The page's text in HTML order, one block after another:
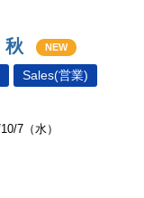
秋 NEW
Sales(営業)
7（水）